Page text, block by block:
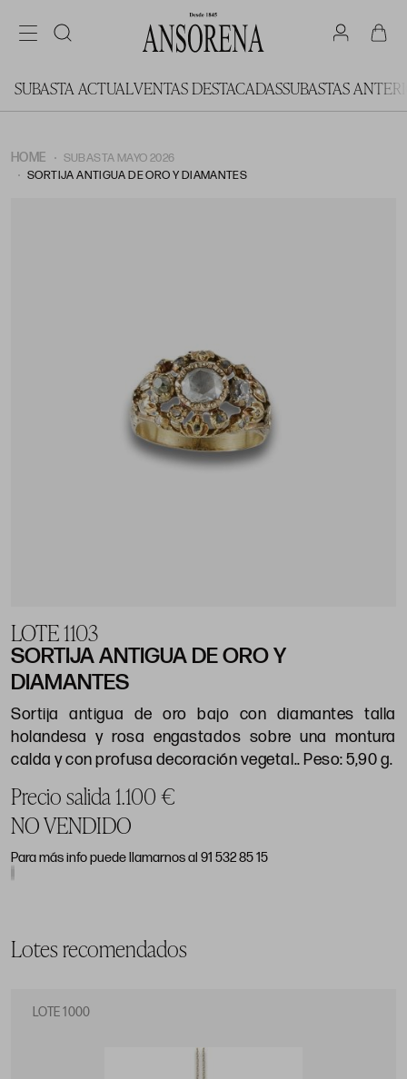
SUBASTA ACTUALVENTAS DESTACADASSUBASTAS
HOME
SUBASTA MAYO 2026
SORTIJA ANTIGUA DE ORO Y DIAMANTES
LOTE 1103
SORTIJA ANTIGUA DE ORO Y
DIAMANTES
Sortija antigua de oro bajo con diamantes talla
holandesa y rosa engastados sobre una montura
calda y con profusa decoración vegetal.. Peso: 5,90 g.
Precio salida 1.100 €
NO VENDIDO
Para más info puede llamarnos al 91 532 85 15
Lotes recomendados
LOTE 1000